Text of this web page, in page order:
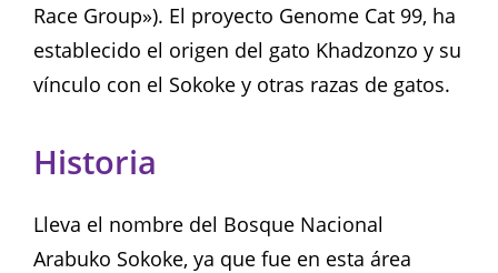
Race Group»). El proyecto Genome Cat 99, ha
establecido el origen del gato Khadzonzo y su
vínculo con el Sokoke y otras razas de gatos.
Historia
Lleva el nombre del Bosque Nacional
Arabuko Sokoke, ya que fue en esta área